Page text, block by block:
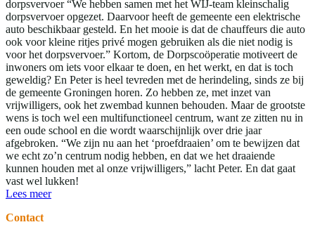
dorpsvervoer “We hebben samen met het WIJ-team kleinschalig
dorpsvervoer opgezet. Daarvoor heeft de gemeente een elektrische
auto beschikbaar gesteld. En het mooie is dat de chauffeurs die auto
ook voor kleine ritjes privé mogen gebruiken als die niet nodig is
voor het dorpsvervoer.” Kortom, de Dorpscoöperatie motiveert de
inwoners om iets voor elkaar te doen, en het werkt, en dat is toch
geweldig? En Peter is heel tevreden met de herindeling, sinds ze bij
de gemeente Groningen horen. Zo hebben ze, met inzet van
vrijwilligers, ook het zwembad kunnen behouden. Maar de grootste
wens is toch wel een multifunctioneel centrum, want ze zitten nu in
een oude school en die wordt waarschijnlijk over drie jaar
afgebroken. “We zijn nu aan het ‘proefdraaien’ om te bewijzen dat
we echt zo’n centrum nodig hebben, en dat we het draaiende
kunnen houden met al onze vrijwilligers,” lacht Peter. En dat gaat
vast wel lukken!
Lees meer
Contact